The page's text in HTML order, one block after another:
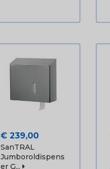
Prijs
€ 239,00
SanTRAL
Jumboroldispens
Er G...